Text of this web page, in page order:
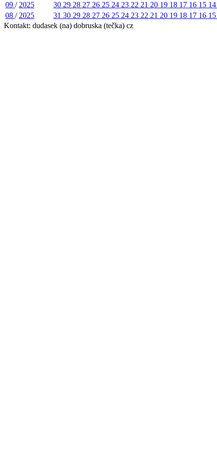
09 / 2025 30 29 28 27 26 25 24 23 22 21 20 19 18 17 16 15
08 / 2025 31 30 29 28 27 26 25 24 23 22 21 20 19 18 17 16
Kontakt: dudasek (na) dobruska (tečka) cz